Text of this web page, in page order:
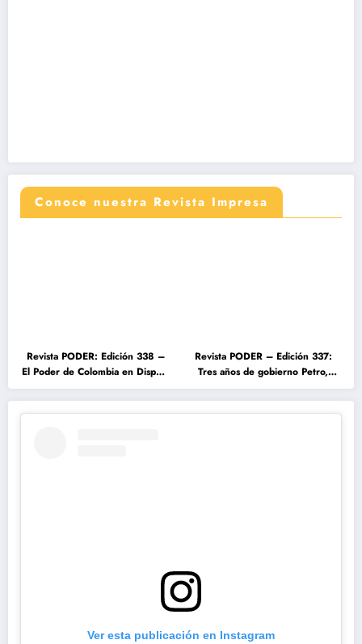
Conoce nuestra Revista Impresa
Revista PODER: Edición 338 –
El Poder de Colombia en Disputa
2026
Revista PODER – Edición 337:
Tres años de gobierno Petro,
entre el cambio prometido y el
desencanto ciudadano
Ver esta publicación en Instagram